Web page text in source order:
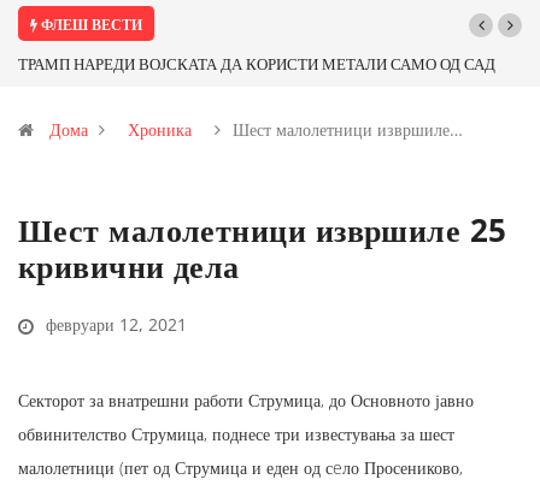
ФЛЕШ ВЕСТИ
ТРАМП НАРЕДИ ВОЈСКАТА ДА КОРИСТИ МЕТАЛИ САМО ОД САД
Иловица и со антимонот?
Дома Хроника Шест малолетници извршиле…
Шест малолетници извршиле 25
кривични дела
февруари 12, 2021
Секторот за внатрешни работи Струмица, до Основното јавно
обвинителство Струмица, поднесе три известувања за шест
малолетници (пет од Струмица и еден од сeло Просениково,